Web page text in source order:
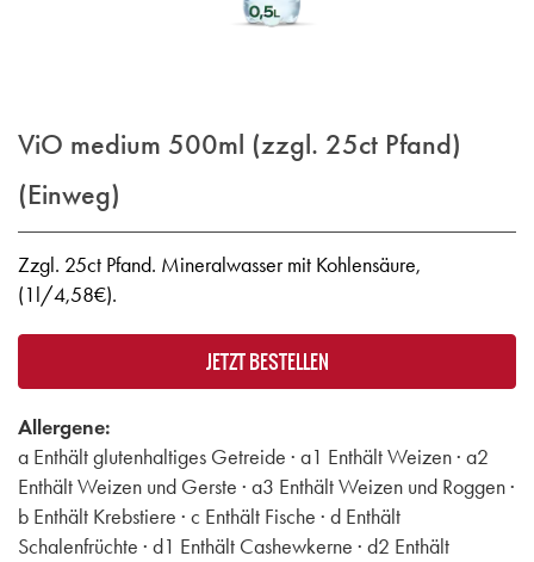
ViO medium 500ml (zzgl. 25ct Pfand)
(Einweg)
Zzgl. 25ct Pfand. Mineralwasser mit Kohlensäure,
(1l/4,58€).
JETZT BESTELLEN
Allergene:
a Enthält glutenhaltiges Getreide · a1 Enthält Weizen · a2
Enthält Weizen und Gerste · a3 Enthält Weizen und Roggen ·
b Enthält Krebstiere · c Enthält Fische · d Enthält
Schalenfrüchte · d1 Enthält Cashewkerne · d2 Enthält